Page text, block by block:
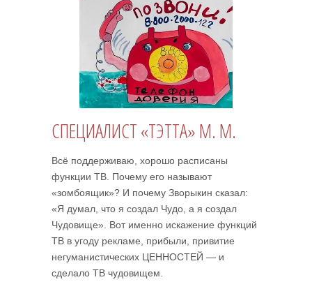
СПЕЦИАЛИСТ «ТЭТТА» М. М.
Всё поддерживаю, хорошо расписаны
функции ТВ. Почему его называют
«зомбоящик»? И почему Зворыкин сказал:
«Я думал, что я создал Чудо, а я создал
Чудовище». Вот именно искажение функций
ТВ в угоду рекламе, прибыли, привитие
негуманистических ЦЕННОСТЕЙ — и
сделало ТВ чудовищем.